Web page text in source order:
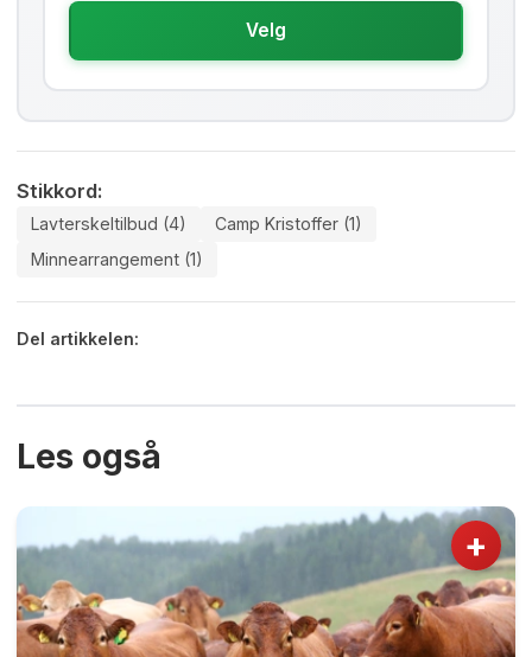
Velg
Stikkord:
Lavterskeltilbud (4)
Camp Kristoffer (1)
Minnearrangement (1)
Del artikkelen:
Les også
+